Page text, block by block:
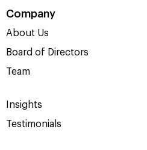
Company
About Us
Board of Directors
Team
Insights
Testimonials